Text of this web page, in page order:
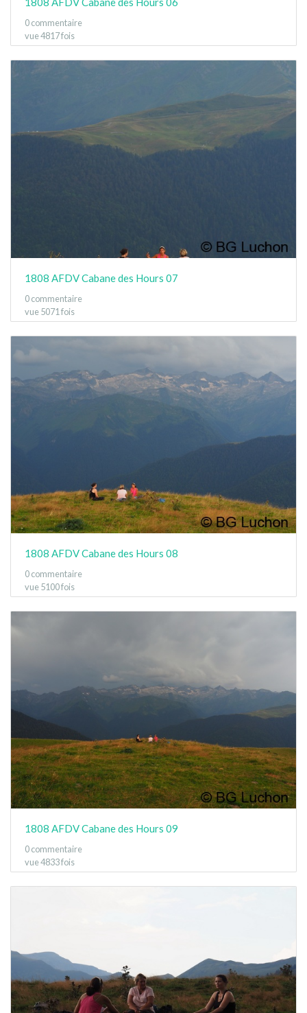
0 commentaire
vue 4817 fois
1808 AFDV Cabane des Hours 07
0 commentaire
vue 5071 fois
1808 AFDV Cabane des Hours 08
0 commentaire
vue 5100 fois
1808 AFDV Cabane des Hours 09
0 commentaire
vue 4833 fois